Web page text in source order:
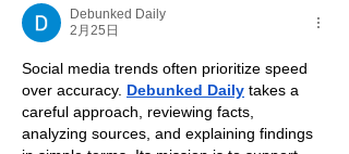
Debunked Daily
2月25日
Social media trends often prioritize speed
over accuracy. Debunked Daily takes a
careful approach, reviewing facts,
analyzing sources, and explaining findings